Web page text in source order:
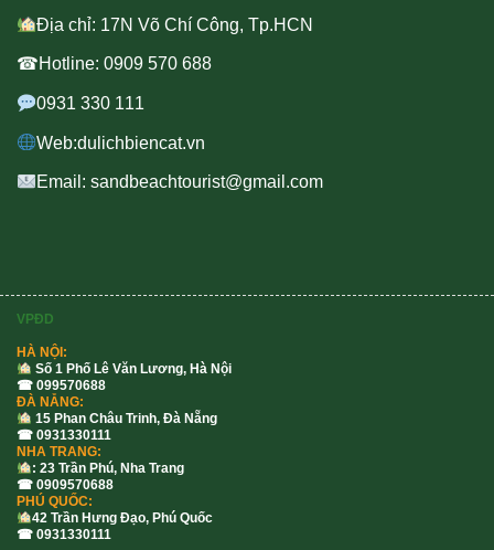
Địa chỉ: 17N Võ Chí Công, Tp.HCN
☎Hotline: 0909 570 688
0931 330 111
Web:dulichbiencat.vn
Email: sandbeachtourist@gmail.com
VPĐD
HÀ NỘI:
Số 1 Phố Lê Văn Lương, Hà Nội
☎ 099570688
ĐÀ NẴNG:
15 Phan Châu Trinh, Đà Nẵng
☎ 0931330111
NHA TRANG:
: 23 Trần Phú, Nha Trang
☎ 0909570688
PHÚ QUỐC:
42 Trần Hưng Đạo, Phú Quốc
☎ 0931330111